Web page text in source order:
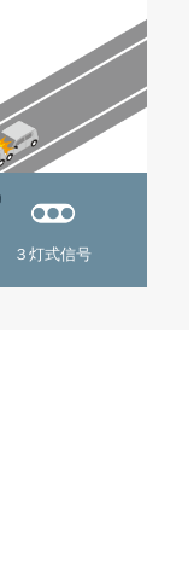
３灯式信号